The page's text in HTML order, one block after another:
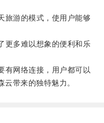
游的模式，使用户能够
多难以想象的便利和乐
网络连接，用户都可以
带来的独特魅力。